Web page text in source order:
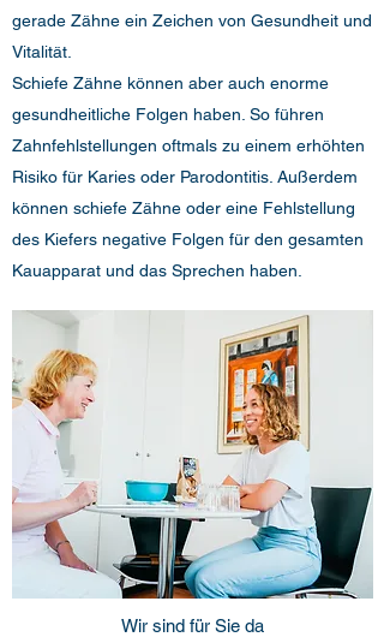
gerade Zähne ein Zeichen von Gesundheit und
Vitalität.
Schiefe Zähne können aber auch enorme
gesundheitliche Folgen haben. So führen
Zahnfehlstellungen oftmals zu einem erhöhten
Risiko für Karies oder Parodontitis. Außerdem
können schiefe Zähne oder eine Fehlstellung
des Kiefers negative Folgen für den gesamten
Kauapparat und das Sprechen haben.
Wir sind für Sie da